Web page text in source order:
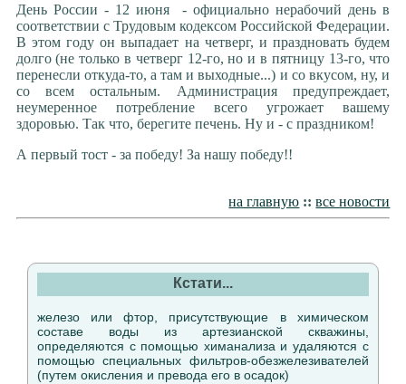
День России - 12 июня - официально нерабочий день в
соответствии с Трудовым кодексом Российской Федерации.
В этом году он выпадает на четверг, и праздновать будем
долго (не только в четверг 12-го, но и в пятницу 13-го, что
перенесли откуда-то, а там и выходные...) и со вкусом, ну, и
со всем остальным. Администрация предупреждает,
неумеренное потребление всего угрожает вашему
здоровью. Так что, берегите печень. Ну и - с праздником!
А первый тост - за победу! За нашу победу!!
на главную :: все новости
Кстати...
железо или фтор, присутствующие в химическом
составе воды из артезианской скважины,
определяются с помощью химанализа и удаляются с
помощью специальных фильтров-обезжелезивателей
(путем окисления и превода его в осадок)